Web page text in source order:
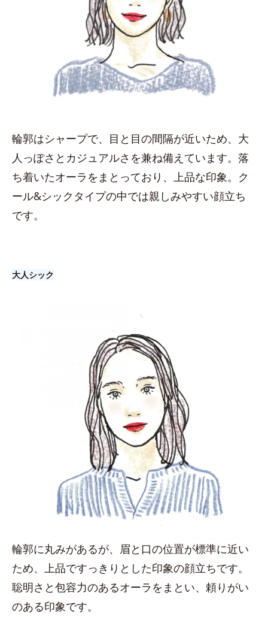
輪郭はシャープで、目と目の間隔が近いため、大
人っぽさとカジュアルさを兼ね備えています。落
ち着いたオーラをまとっており、上品な印象。ク
ール&シックタイプの中では親しみやすい顔立ち
です。
大人シック
輪郭に丸みがあるが、眉と口の位置が標準に近い
ため、上品ですっきりとした印象の顔立ちです。
聡明さと包容力のあるオーラをまとい、頼りがい
のある印象です。